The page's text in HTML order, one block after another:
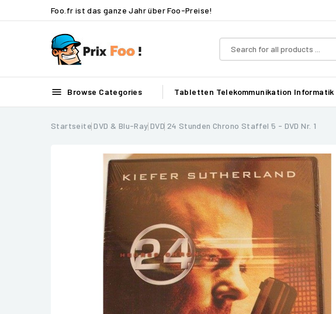
Foo.fr ist das ganze Jahr über Foo-Preise!
 Browse Categories Tabletten Telekommunikation Informatik
Startseite DVD & Blu-Ray DVD 24 Stunden Chrono Staffel 5 - DVD Nr. 1